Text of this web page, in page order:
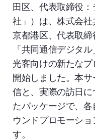
田区、代表取締役
社」）は、株式会
京都港区、代表取
「共同通信デジタ
光客向けの新たな
開始しました。本
信と、実際の訪日
たパッケージで、
ウンドプロモーシ
す。